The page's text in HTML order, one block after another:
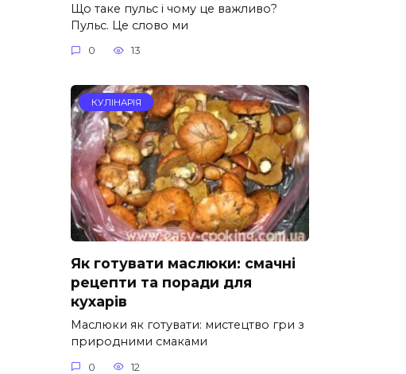
Що таке пульс і чому це важливо?
Пульс. Це слово ми
0 13
КУЛІНАРІЯ
Як готувати маслюки: смачні
рецепти та поради для
кухарів
Маслюки як готувати: мистецтво гри з
природними смаками
0 12